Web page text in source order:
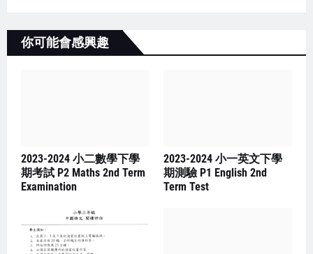
你可能會感興趣
2023-2024 小二數學下學
期考試 P2 Maths 2nd Term
Examination
2023-2024 小一英文下學
期測驗 P1 English 2nd
Term Test